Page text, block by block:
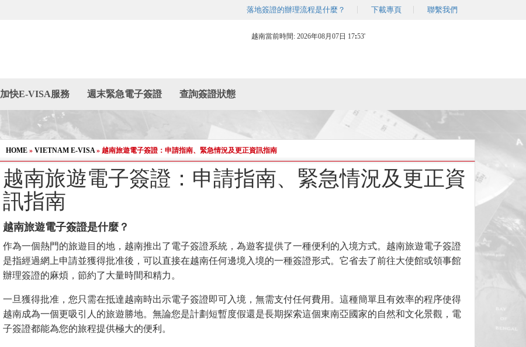
落地簽證的辦理流程是什麼？ 下載專頁 聯繫我們
越南當前時間:2026年08月07日 17:53'
加快E-VISA服務 週末緊急電子簽證 查詢簽證狀態
HOME » VIETNAM E-VISA» 越南旅遊電子簽證：申請指南、緊急情況及更正資訊指南
越南旅遊電子簽證：申請指南、緊急情況及更正資
訊指南
越南旅遊電子簽證是什麼？
作為一個熱門的旅遊目的地，越南推出了電子簽證系統，為遊客提供了一種便利的入境方式。越南旅遊電子簽證
是指經過網上申請並獲得批准後，可以直接在越南任何邊境入境的一種簽證形式。它省去了前往大使館或領事館
辦理簽證的麻煩，節約了大量時間和精力。
一旦獲得批准，您只需在抵達越南時出示電子簽證即可入境，無需支付任何費用。這種簡單且有效率的程序使得
越南成為一個更吸引人的旅遊勝地。無論您是計劃短暫度假還是長期探索這個東南亞國家的自然和文化景觀，電
子簽證都能為您的旅程提供極大的便利。